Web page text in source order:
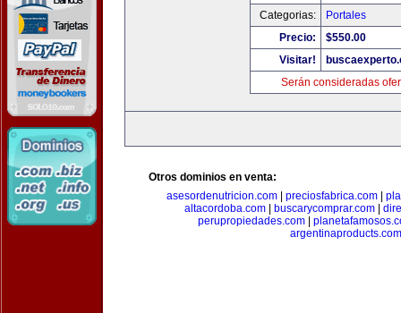
Categorias:
Portales
Precio:
$550.00
Visitar!
Serán consideradas
Otros dominios en venta:
asesordenutricion.com
preciosfabrica.com
altacordoba.com
buscarycomprar.com
perupropiedades.com
argentinaproducts.com